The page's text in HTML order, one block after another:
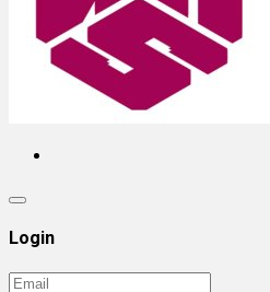
Login